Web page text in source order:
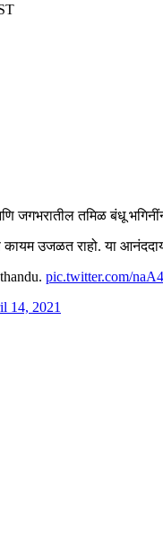
जगभरातील तमिळ बंधू
उजळत राहो. या
pic.twitter.com/
14, 2021